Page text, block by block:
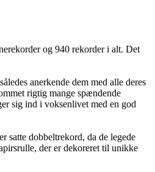
og 940 rekorder i alt. Det
anerkende dem med alle deres
rigtig mange spændende
sig ind i voksenlivet med en god
satte dobbeltrekord, da de legede
der er dekoreret til unikke